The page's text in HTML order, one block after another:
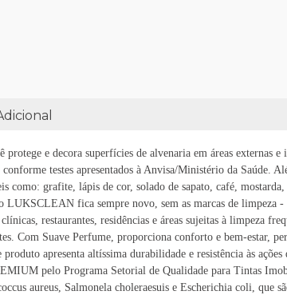
e decora superfícies de alvenaria em áreas externas e
testes apresentados à Anvisa/Ministério da
grafite, lápis de cor, solado de sapato, café,
fica sempre novo, sem as marcas de limpeza
restaurantes, residências e áreas sujeitas à limpeza
Com Suave Perfume, proporciona conforto e bem-estar,
apresenta altíssima durabilidade e resistência às
pelo Programa Setorial de Qualidade para Tintas
aureus, Salmonela choleraesuis e Escherichia coli, que